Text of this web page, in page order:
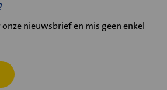
nieuwsbrief en mis geen enkel